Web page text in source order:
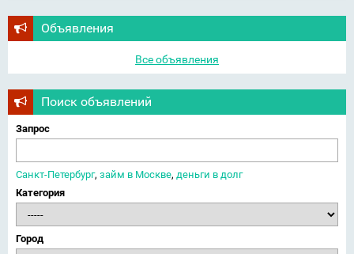
Объявления
Все объявления
Поиск объявлений
Запрос
Санкт-Петербург, займ в Москве, деньги в долг
Категория
Город